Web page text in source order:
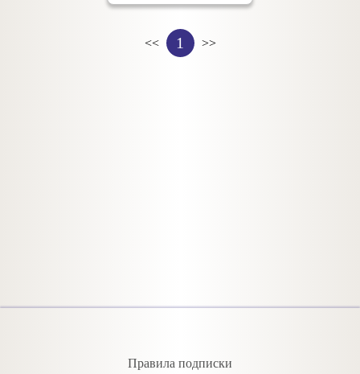
<< 1 >>
Правила подписки